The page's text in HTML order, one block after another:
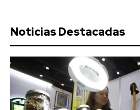
Noticias Destacadas